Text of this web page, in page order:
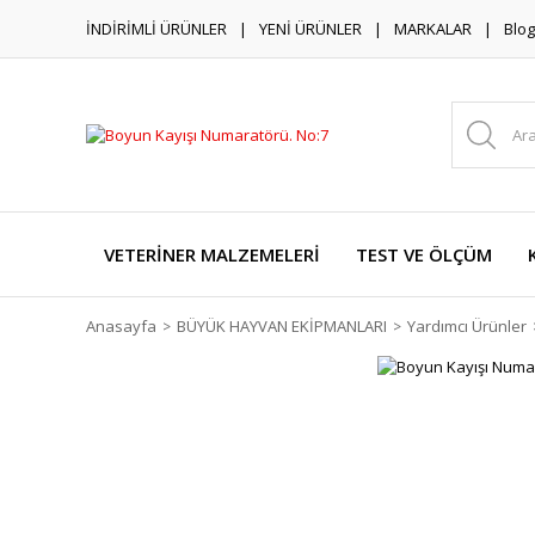
İNDİRİMLİ ÜRÜNLER YENİ ÜRÜNLER MARKALAR Blog
VETERİNER MALZEMELERİ TEST VE ÖLÇÜM
Anasayfa BÜYÜK HAYVAN EKİPMANLARI Yardımcı Ürünler